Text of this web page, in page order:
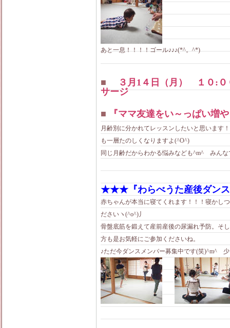
あと一息！！！！ゴール♪♪♪(*^。^*)
■
３月1４日（月） １０:
サージ
■ 『ママ友達をい～っぱい増
月齢別に分かれてレッスンしたいと思います
も一層たのしくなりますよ(^O^)
同じ月齢だからわかる悩みなども^m^ みんな
★★★『わらべうた産後ダン
赤ちゃんが本当に寝てくれます！！！寝かし
ださいヽ(^o^)丿
骨盤底筋を鍛えて産前産後の尿漏れ予防。そ
方も是お気軽にご参加くださいね。
♪ただ今ダンスメンバー募集中です(笑)^m^